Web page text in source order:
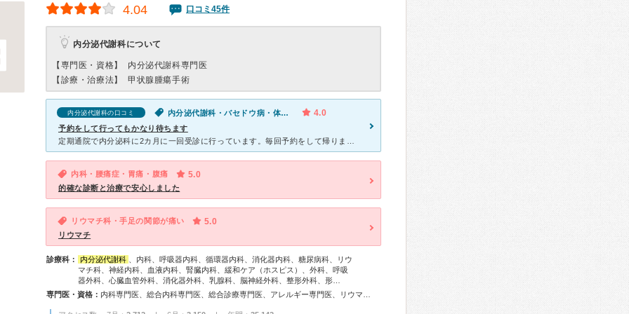
4.04 口コミ45件
内分泌代謝科について
【専門医・資格】
内分泌代謝科専門医
【診療・治療法】
甲状腺腫瘍手術
内分泌代謝科の口コミ 内分泌代謝科・バセドウ病・体重増加 4.0
予約をして行ってもかなり待ちます
内科・腰痛症・胃痛・腹痛 5.0
的確な診断と治療で安心しました
リウマチ科・手足の関節が痛い 5.0
リウマチ
診療科： 内分泌代謝科
、内科、呼吸器内科、循環器内科、消化器内科、糖尿病科、リウ
マチ科、神経内科、血液内科、腎臓内科、緩和ケア（ホスピス）、外科、呼吸
器外科、心臓血管外科、消化器外科、乳腺科、脳神経外科、整形外科、形…
専門医・資格：